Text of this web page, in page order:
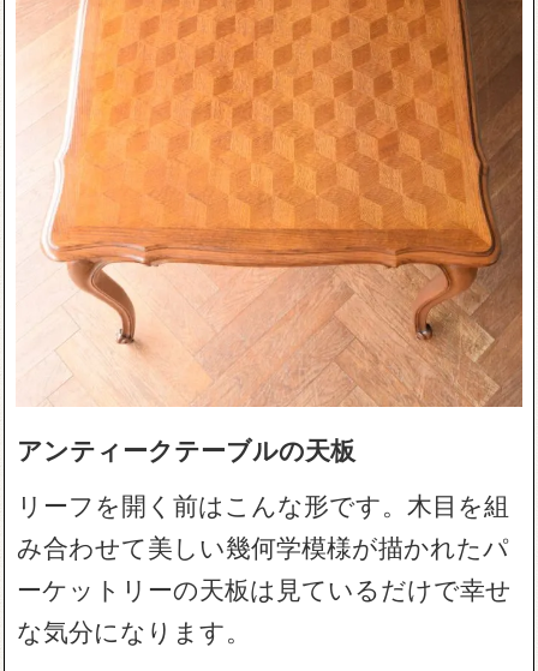
アンティークテーブルの天板
リーフを開く前はこんな形です。木目を組
み合わせて美しい幾何学模様が描かれたパ
ーケットリーの天板は見ているだけで幸せ
な気分になります。